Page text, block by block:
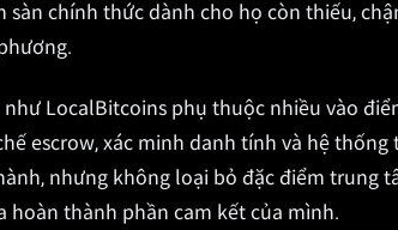
sàn chính thức dành cho họ còn thiếu,
như LocalBitcoins phụ thuộc nhiều vào
escrow, xác minh danh tính và hệ
nhưng không loại bỏ đặc điểm trung
hoàn thành phần cam kết của mình.